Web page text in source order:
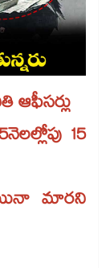
ఆఫీసర్లు
15
మారని